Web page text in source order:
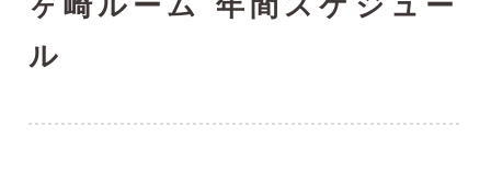
ル